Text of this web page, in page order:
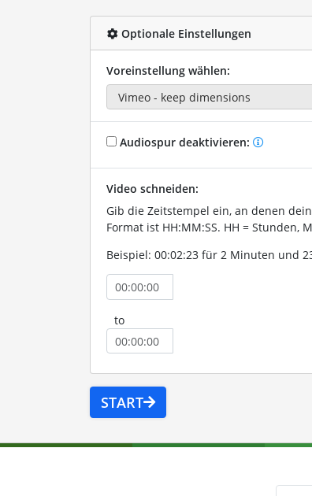
Optionale Einstellungen
Voreinstellung wählen:
Audiospur deaktivieren:
Video schneiden:
Gib die Zeitstempel ein, an denen
Format ist HH:MM:SS. HH = Stunden,
Beispiel: 00:02:23 für 2 Minuten und
to
START